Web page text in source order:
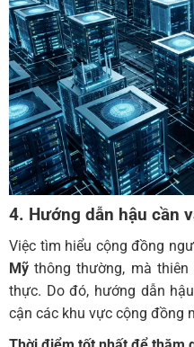
4. Hướng dẫn hậu cần
Việc tìm hiểu cộng đồng
Mỹ thông thường, mà
thực. Do đó, hướng dẫn
cận các khu vực cộng đồng